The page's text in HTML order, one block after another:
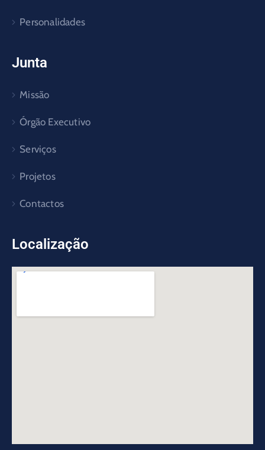
Personalidades
Junta
Missão
Órgão Executivo
Serviços
Projetos
Contactos
Localização